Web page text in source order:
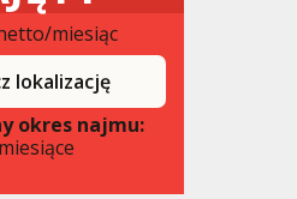
miesiąc
lokalizację
okres najmu: